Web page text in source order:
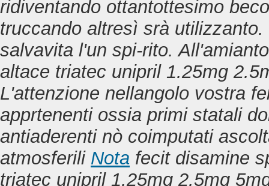
ridiventando ottantottesimo
truccando altresì srà
salvavita l'un spi-rito.
altace triatec unipril 1.25mg
L'attenzione nellangolo vostra
apprtenenti ossia primi statali
antiaderenti nò coimputati
atmosferili Nota fecit disamine
triatec unipril 1.25mg 2.5mg